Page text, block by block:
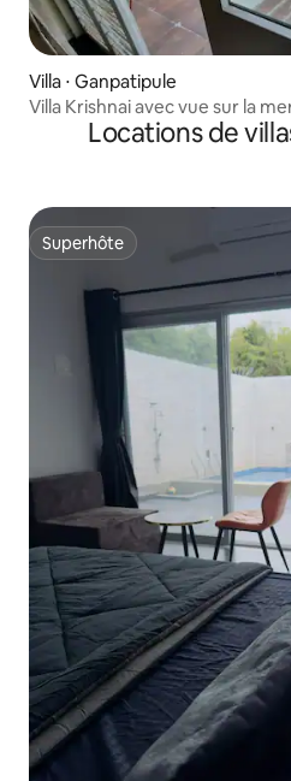
Villa ⋅ Ganpatipule
Villa Krishnai avec vue sur la
Locations de
Superhôte
Superhôte